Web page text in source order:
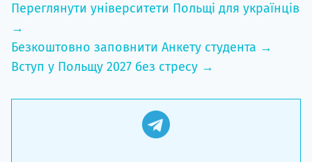
Переглянути університети Польщі для українців
→
Безкоштовно заповнити Анкету студента →
Вступ у Польщу 2027 без стресу →